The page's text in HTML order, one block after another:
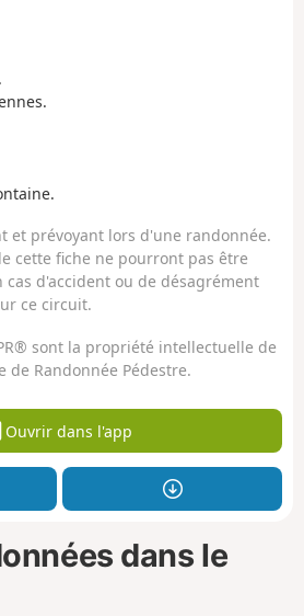
et prévoyant lors d'une randonnée.
cette fiche ne pourront pas être
d'accident ou de désagrément
ce circuit.
sont la propriété intellectuelle de
de Randonnée Pédestre.
Ouvrir dans l'app
dans le